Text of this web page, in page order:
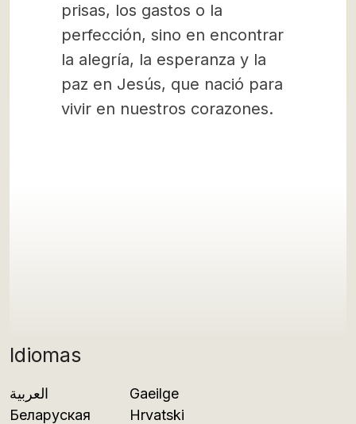
Idiomas
العربية
Беларуская
Gaeilge
Hrvatski
prisas, los gastos o la
perfección, sino en encontrar
la alegría, la esperanza y la
paz en Jesús, que nació para
vivir en nuestros corazones.